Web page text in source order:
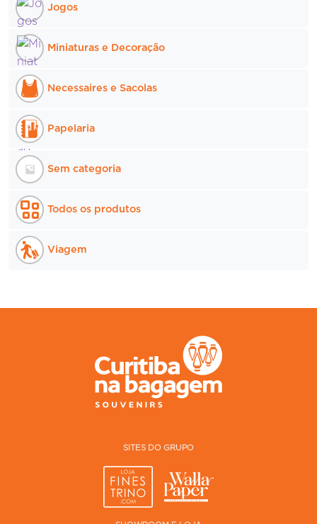
Jogos
Miniaturas e Decoração
Necessaires e Sacolas
Papelaria
Sem categoria
Todos os produtos
Viagem
SITES DO GRUPO